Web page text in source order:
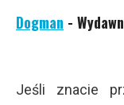
Dogman -
Jeśli znacie